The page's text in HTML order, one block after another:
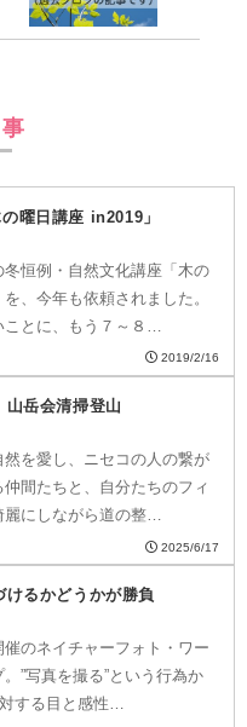
の曜日講座 in2019」
冬恒例・自然文化講座「木の
、今年も依頼されました。
ことに、もう７～８…
2019/2/16
山岳会清掃登山
然を愛し、ニセコの人の繋が
仲間たちと、自分たちのフィ
麗にしながら道の整…
2025/6/17
けるかどうかが勝負
催のネイチャーフォト・ワー
”写真を撮る”という行為か
対する目と感性…